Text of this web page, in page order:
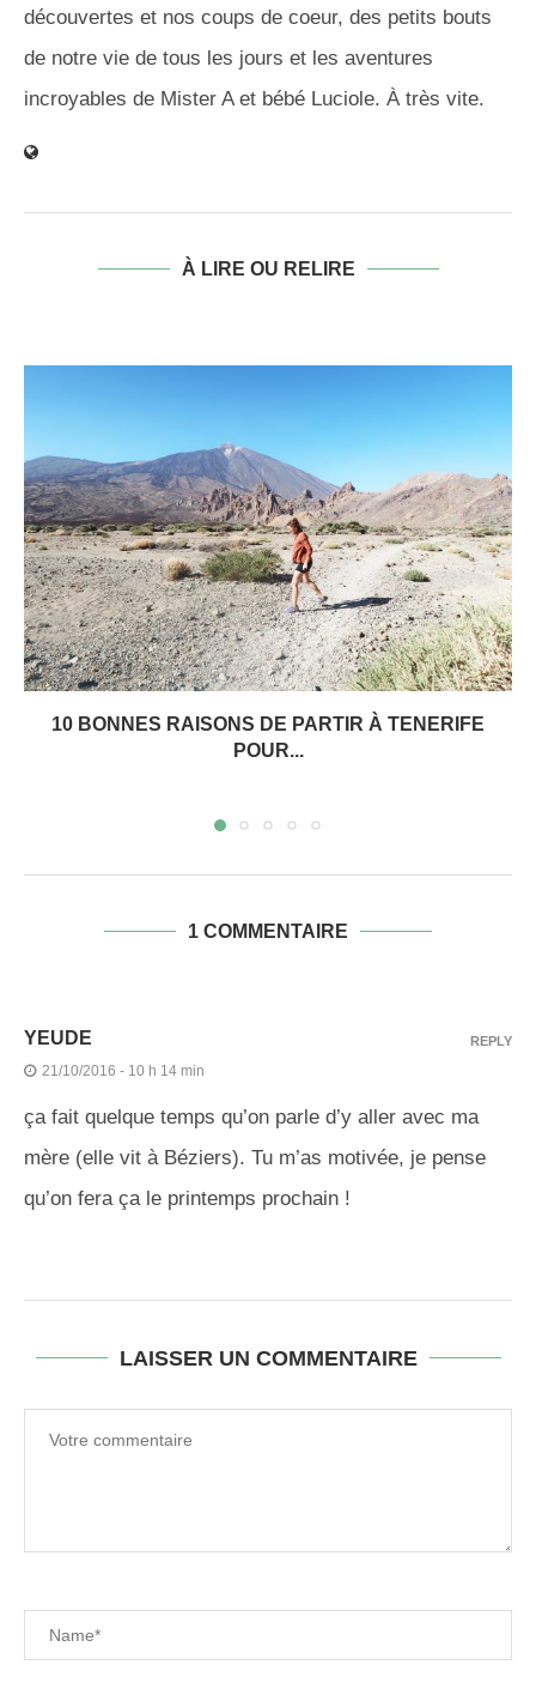
découvertes et nos coups de coeur, des petits bouts
de notre vie de tous les jours et les aventures
incroyables de Mister A et bébé Luciole. À très vite.
À LIRE OU RELIRE
10 BONNES RAISONS DE PARTIR À TENERIFE
POUR...
1 COMMENTAIRE
YEUDE
21/10/2016 - 10 h 14 min
ça fait quelque temps qu’on parle d’y aller avec ma
mère (elle vit à Béziers). Tu m’as motivée, je pense
qu’on fera ça le printemps prochain !
REPLY
LAISSER UN COMMENTAIRE